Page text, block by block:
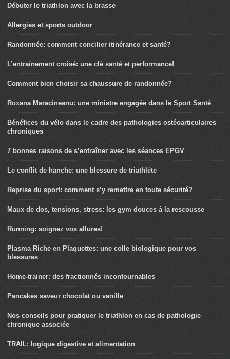
Débuter le triathlon avec la brasse
Allergies et sports outdoor
Randonnée: comment concilier itinérance et santé?
L’entraînement croisé: une clé santé et performance!
Comment bien choisir sa chaussure de randonnée?
Roxana Maracineanu: une ministre engagée dans le Sport Santé
Bénéfices du vélo dans le cadre des pathologies ostéoarticulaires
chroniques
7 bonnes raisons de s’entraîner avec les séances EPGV
Le conflit de hanche: une blessure de triathlète
Reprise du sport: comment s’y remettre en toute sécurité?
Maux de dos, tensions, stress: les gym douces à la rescousse
Running: soignez vos allures!
Plasma Riche en Plaquettes: une colle biologique pour vos
blessures
Home-trainer: des fractionnés incontournables
Pancakes saveur chocolat ou vanille
Nos conseils pour pratiquer le triathlon en cas de pathologie
chronique associée
TRAIL: logique digestive et alimentation